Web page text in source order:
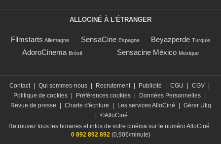
ALLOCINÉ À L'ÉTRANGER
Filmstarts Allemagne SensaCine Espagne Beyazperde Turquie
AdoroCinema Brésil Sensacine México Mexique
Contact Qui sommes-nous Recrutement Publicité CGU CGV
Politique de cookies
Préférences cookies Données Personnelles
Revue de presse
Charte d'écriture Les services AlloCiné
Gérer Utiq
©AlloCiné
Retrouvez tous les horaires et infos de votre cinéma sur le numéro AlloCiné :
0 892 892 892(0,90€/minute)